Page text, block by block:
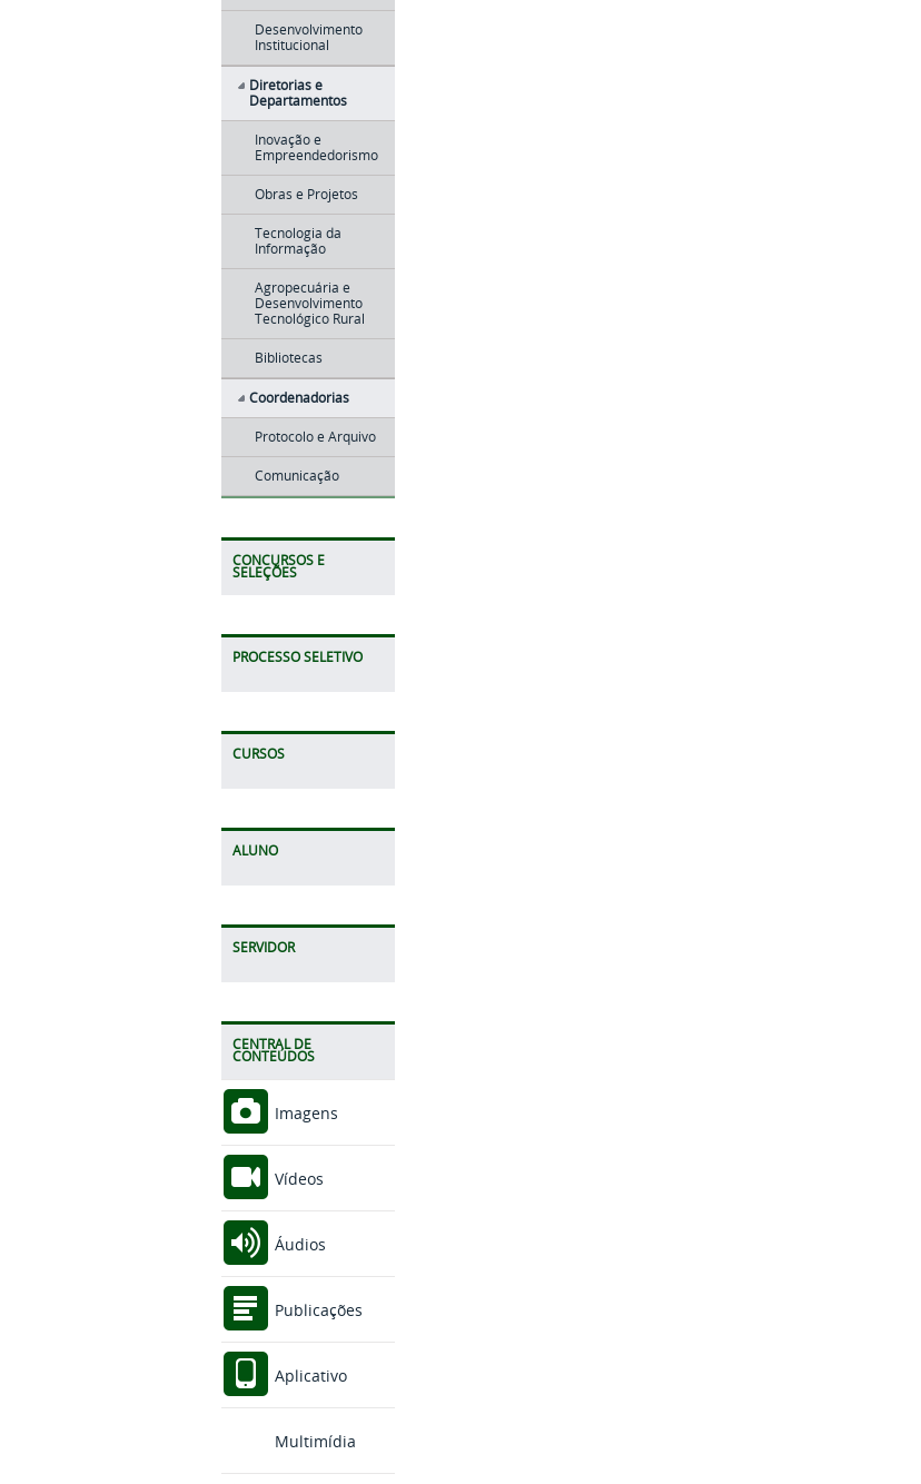
Desenvolvimento
Institucional
Diretorias e
Departamentos
Inovação e
Empreendedorismo
Obras e Projetos
Tecnologia da
Informação
Agropecuária e
Desenvolvimento
Tecnológico Rural
Bibliotecas
Coordenadorias
Protocolo e Arquivo
Comunicação
CONCURSOS E
SELEÇÕES
PROCESSO SELETIVO
CURSOS
ALUNO
SERVIDOR
CENTRAL DE
CONTEÚDOS
Imagens
Vídeos
Áudios
Publicações
Aplicativo
Multimídia